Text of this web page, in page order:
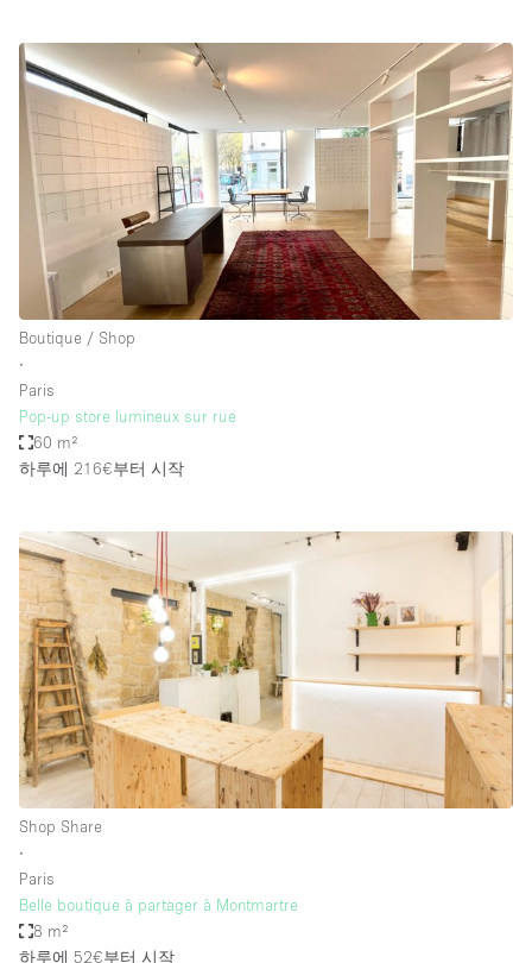
Boutique / Shop
∙
Paris
Pop-up store lumineux sur rue
60 m²
하루에 216€부터 시작
Shop Share
∙
Paris
Belle boutique à partager à Montmartre
8 m²
하루에 52€부터 시작